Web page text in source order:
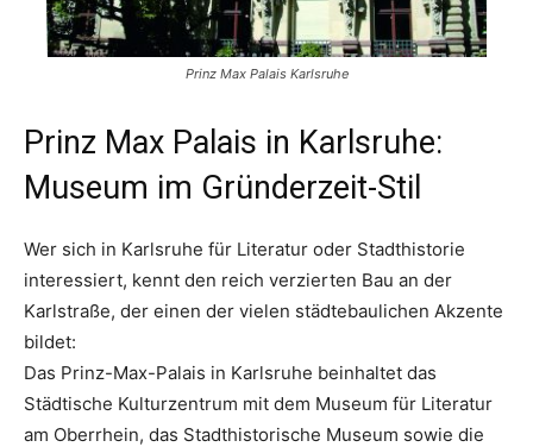
Prinz Max Palais Karlsruhe
Prinz Max Palais in Karlsruhe:
Museum im Gründerzeit-Stil
Wer sich in Karlsruhe für Literatur oder Stadthistorie
interessiert, kennt den reich verzierten Bau an der
Karlstraße, der einen der vielen städtebaulichen Akzente
bildet:
Das Prinz-Max-Palais in Karlsruhe beinhaltet das
Städtische Kulturzentrum mit dem Museum für Literatur
am Oberrhein, das Stadthistorische Museum sowie die